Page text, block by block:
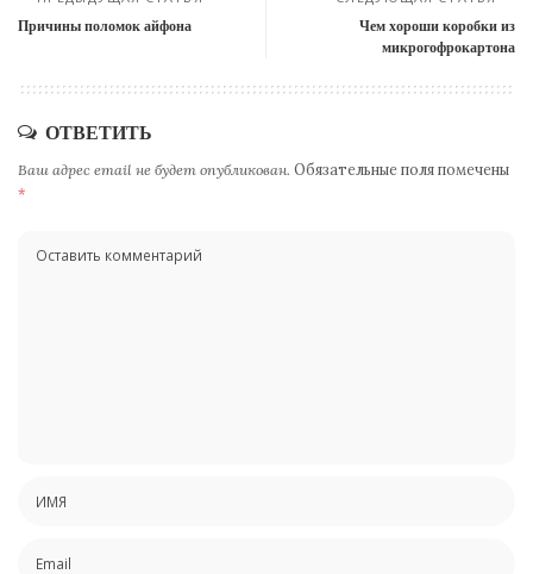
Причины поломок айфона
Чем хороши коробки из
микрогофрокартона
ОТВЕТИТЬ
Ваш адрес email не будет опубликован. Обязательные поля помечены
*